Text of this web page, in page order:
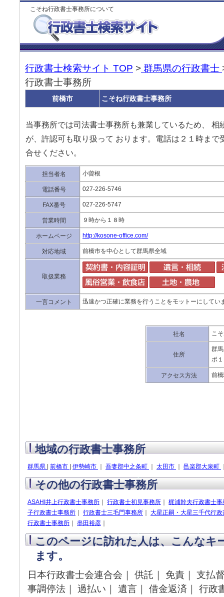
こそね行政書士事務所について
行政書士検索サイト TOP > 群馬県の行政書士
行政書士事務所
前橋市 こそね行政書士事務所
当事務所では司法書士事務所も兼業しているため、 相
が、許認可も取り扱って おります。電話は２１時まで
合せください。
担当者名 小曽根
電話番号 027-226-5746
FAX番号 027-226-5747
営業時間 ９時から１８時
ホームページ http://kosone-office.com/
対応地域 前橋市を中心として群馬県全域
取扱業務
一言コメント 迅速かつ正確に業務を行うことをモットーにしてい
社名 こ
住所
群
ポ
アクセス方法 前
地域の行政書士事務所
群馬県 前橋市 伊勢崎市 吾妻郡中之条町 太田市 邑楽郡大泉町
その他の行政書士事務所
ASAHI井上行政書士事務所 行政書士初見事務所
梶浦幹夫行政書士事
子行政書士事務所
行政書士三毛門事務所
大星正嗣・大星三千代行
行政書士事務所
串田裕彦
このページに訪れた人は、こんなキ
ます。
日本行政書士会連合会｜ 供託｜ 免責｜ 支払
事調停法｜ 過払い｜ 遺言｜ 借金返済｜ 行政